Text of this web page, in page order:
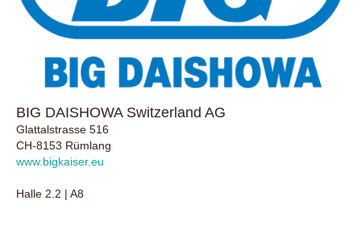
BIG DAISHOWA Switzerland AG
Glattalstrasse 516
CH-8153 Rümlang
www.bigkaiser.eu
Halle 2.2 | A8